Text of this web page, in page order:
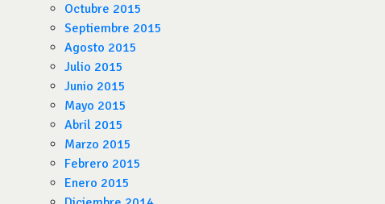
Octubre 2015
Septiembre 2015
Agosto 2015
Julio 2015
Junio 2015
Mayo 2015
Abril 2015
Marzo 2015
Febrero 2015
Enero 2015